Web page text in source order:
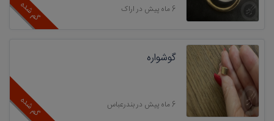
گم شده 6 ماه پیش در اراک
گم شده
گوشواره
6 ماه پیش در بندرعباس